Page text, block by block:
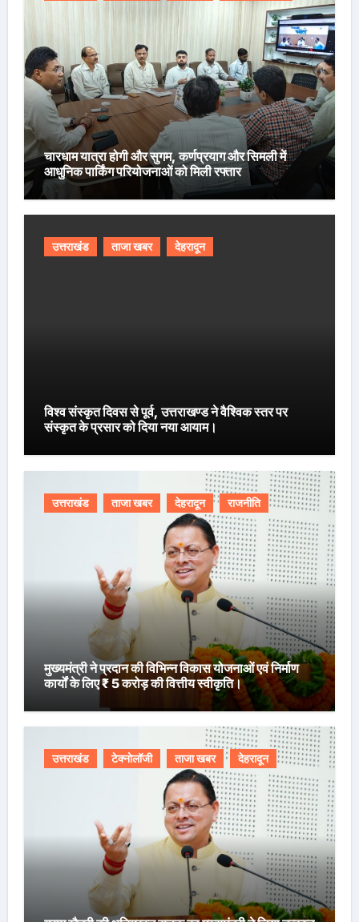
चारधाम यात्रा होगी और सुगम, कर्णप्रयाग और सिमली में
आधुनिक पार्किंग परियोजनाओं को मिली रफ्तार
उत्तराखंड ताजा खबर देहरादून
विश्व संस्कृत दिवस से पूर्व, उत्तराखण्ड ने वैश्विक स्तर पर
संस्कृत के प्रसार को दिया नया आयाम।
उत्तराखंड ताजा खबर देहरादून राजनीति
मुख्यमंत्री ने प्रदान की विभिन्न विकास योजनाओं एवं निर्माण
कार्यों के लिए ₹ 5 करोड़ की वित्तीय स्वीकृति।
उत्तराखंड टेक्नोलॉजी ताजा खबर देहरादून